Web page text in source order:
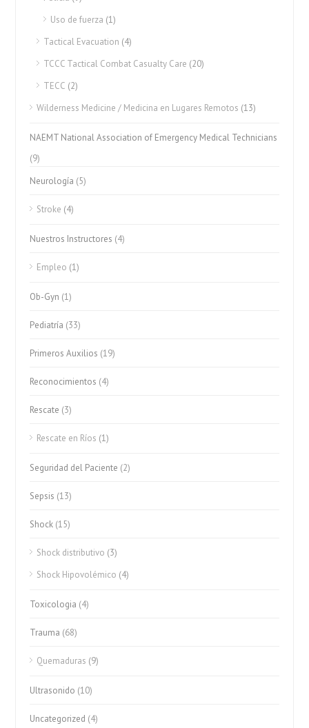
Uso de fuerza (1)
Tactical Evacuation (4)
TCCC Tactical Combat Casualty Care (20)
TECC (2)
Wilderness Medicine / Medicina en Lugares Remotos (13)
NAEMT National Association of Emergency Medical Technicians
(9)
Neurología (5)
Stroke (4)
Nuestros Instructores (4)
Empleo (1)
Ob-Gyn (1)
Pediatría (33)
Primeros Auxilios (19)
Reconocimientos (4)
Rescate (3)
Rescate en Ríos (1)
Seguridad del Paciente (2)
Sepsis (13)
Shock (15)
Shock distributivo (3)
Shock Hipovolémico (4)
Toxicologia (4)
Trauma (68)
Quemaduras (9)
Ultrasonido (10)
Uncategorized (4)